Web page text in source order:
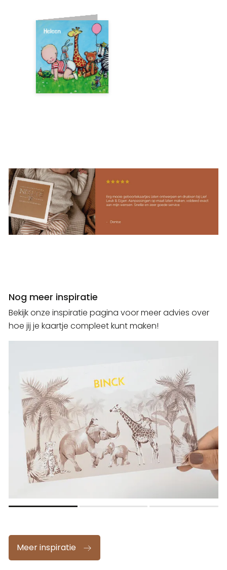
Nog meer inspiratie
Bekijk onze inspiratie pagina voor meer advies over
hoe jij je kaartje compleet kunt maken!
Meer inspiratie